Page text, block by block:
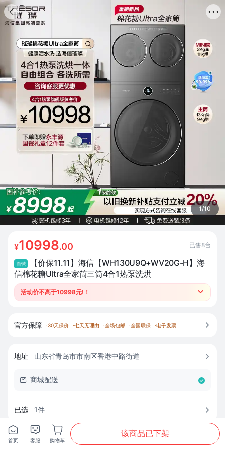
海信商城

首页 分类

 
推荐
1/10
¥10998.00 已售8台
自营
【价保11.11】海信【WH130U9Q+WV20G-H】海
信棉花糖Ultra全家筒三筒4合1热泵洗烘
活动价不高于10998元!！
●25日20点全场前10单返500元;

官方保障 ·30天保价 ·七天无理由 ·全场包邮 ·全国联保 ·电子发票 
地址 山东省青岛市市南区香港中路街道 
 商城配送
已选 1件 
附近专卖店

首页

客服

购物车
该商品已下架